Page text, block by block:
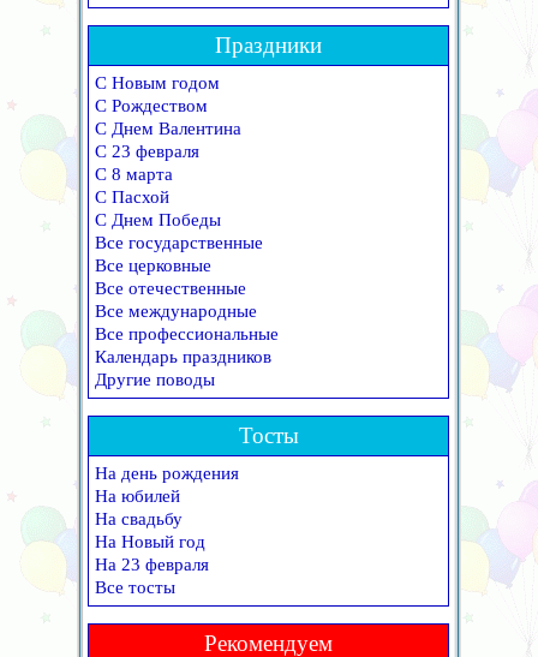
Праздники
С Новым годом
С Рождеством
С Днем Валентина
С 23 февраля
С 8 марта
С Пасхой
С Днем Победы
Все государственные
Все церковные
Все отечественные
Все международные
Все профессиональные
Календарь праздников
Другие поводы
Тосты
На день рождения
На юбилей
На свадьбу
На Новый год
На 23 февраля
Все тосты
Рекомендуем